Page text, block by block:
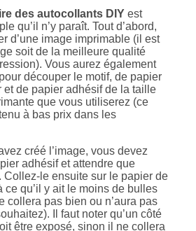
des autocollants DIY est
qu’il n’y paraît. Tout d’abord,
d’une image imprimable (il est
soit de la meilleure qualité
Vous aurez également
découper le motif, de papier
et de papier adhésif de la taille
que vous utiliserez (ce
à bas prix dans les
créé l’image, vous devez
adhésif et attendre que
Collez-le ensuite sur le papier de
ce qu’il y ait le moins de bulles
collera pas bien ou n’aura pas
Il faut noter qu’un côté
être exposé, sinon il ne collera